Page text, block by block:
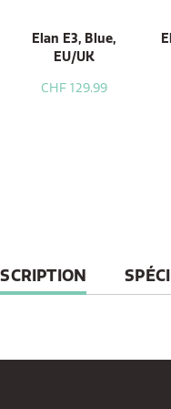
Elan E3, Blue,
EU/UK
CHF 129.99